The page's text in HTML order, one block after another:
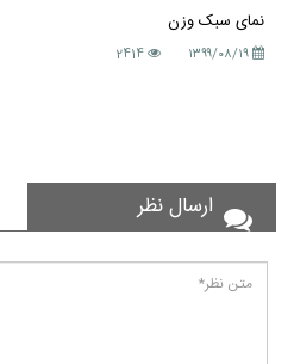
نمای سبک وزن
۱۳۹۹/۰۸/۱۹ 2414
ارسال نظر